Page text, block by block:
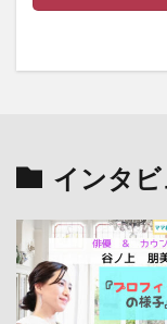
インタ